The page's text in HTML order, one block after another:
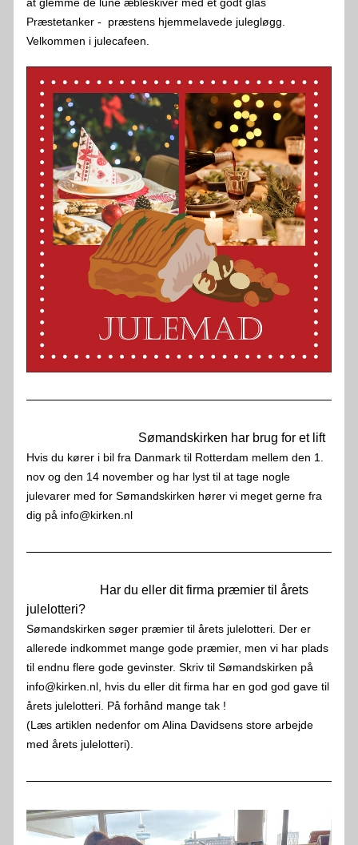
Præstetanker -  præstens hjemmelavede julegløgg.
Velkommen i julecafeen.
                                   Sømandskirken har brug for et lift
Hvis du kører i bil fra Danmark til Rotterdam mellem den 1.
nov og den 14 november og har lyst til at tage nogle
julevarer med for Sømandskirken hører vi meget gerne fra
dig på info@kirken.nl
julelotteri?
Sømandskirken søger præmier til årets julelotteri. Der er
allerede indkommet mange gode præmier, men vi har plads
til endnu flere gode gevinster. Skriv til Sømandskirken på
info@kirken.nl, hvis du eller dit firma har en god god gave til
årets julelotteri. På forhånd mange tak !
(Læs artiklen nedenfor om Alina Davidsens store arbejde
med årets julelotteri).